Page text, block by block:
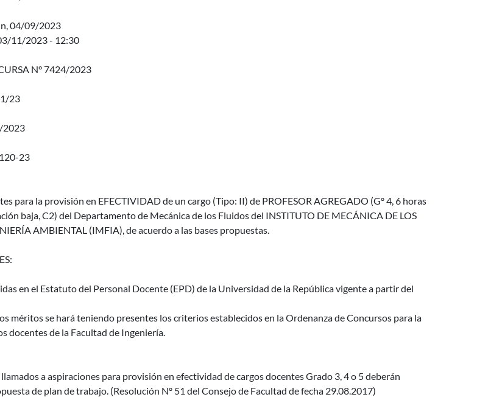
04/09/2023
11/2023 - 12:30
N° 7424/2023
23
2023
23
para la provisión en EFECTIVIDAD de un cargo (Tipo: II) de PROFESOR AGREGADO (Gº 4, 6 horas
baja, C2) del Departamento de Mecánica de los Fluidos del INSTITUTO DE MECÁNICA DE LOS
AMBIENTAL (IMFIA), de acuerdo a las bases propuestas.
en el Estatuto del Personal Docente (EPD) de la Universidad de la República vigente a partir del
méritos se hará teniendo presentes los criterios establecidos en la Ordenanza de Concursos para la
docentes de la Facultad de Ingeniería.
a aspiraciones para provisión en efectividad de cargos docentes Grado 3, 4 o 5 deberán
de plan de trabajo. (Resolución Nº 51 del Consejo de Facultad de fecha 29.08.2017)